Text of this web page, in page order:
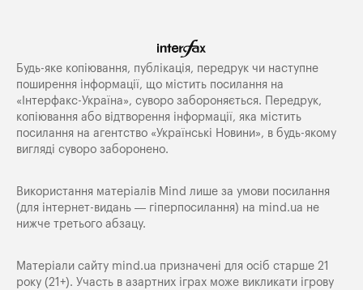
Будь-яке копiювання, публiкацiя, передрук чи наступне
поширення iнформацiї, що мiстить посилання на
«Iнтерфакс-Україна», суворо забороняється. Передрук,
копіювання або відтворення інформації, яка містить
посилання на агентство «Українські Новини», в будь-якому
вигляді суворо заборонено.
Використання матеріалів Mind лише за умови посилання
(для інтернет-видань — гіперпосилання) на mind.ua не
нижче третього абзацу.
Матеріали сайту mind.ua призначені для осіб старше 21
року (21+). Участь в азартних іграх може викликати ігрову